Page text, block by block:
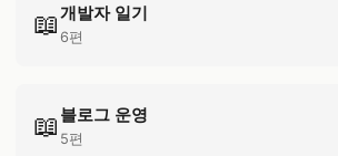
📖개발자 일기
6편
📖 블로그 운영
5편